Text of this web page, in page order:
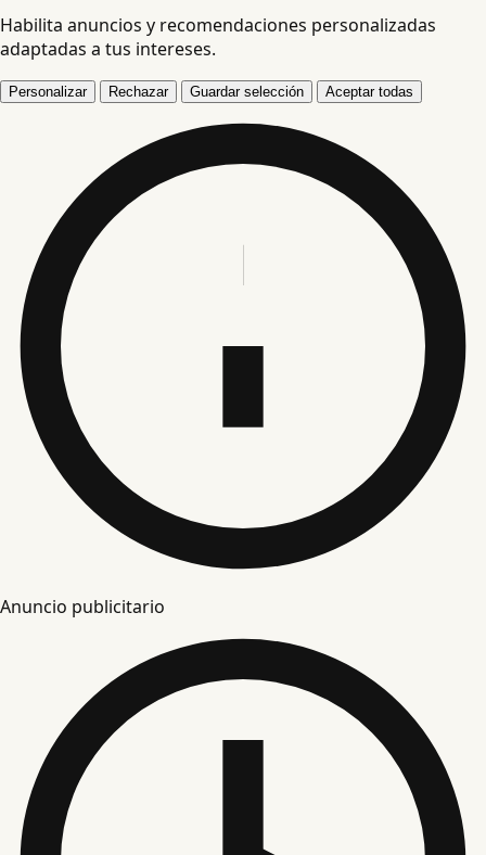
Habilita anuncios y recomendaciones personalizadas
adaptadas a tus intereses.
Personalizar Rechazar Guardar selección Aceptar todas
Anuncio publicitario